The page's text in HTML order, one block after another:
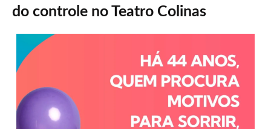
do controle no Teatro Colinas